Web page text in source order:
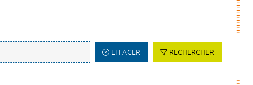
EFFACER RECHERCHER